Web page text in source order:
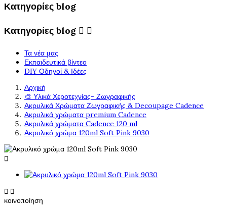
Κατηγορίες blog
Κατηγορίες blog  
Τα νέα μας
Εκπαιδευτικά βίντεο
DIY Οδηγοί & Ιδέες
Αρχική
🎨 Υλικά Χεροτεχνίας- Ζωγραφικής
Ακρυλικά Χρώματα Ζωγραφικής & Decoupage Cadence
Ακρυλικά χρώματα premium Cadence
Ακρυλικά χρώματα Cadence 120 ml
Ακρυλικό χρώμα 120ml Soft Pink 9030

 
κοινοποίηση